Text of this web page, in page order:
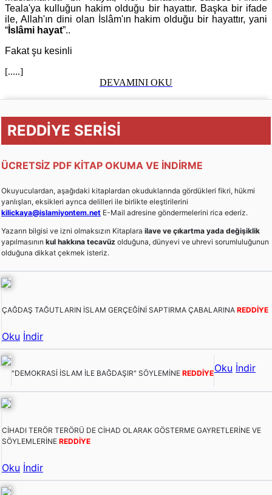
Teala'ya kulluğun hakim olduğu bir hayattır. Başka bir ifade
ile, Allah'ın dini olan İslâm'ın hakim olduğu bir hayattır, yani
“ İslâmi hayat”..
Fakat şu kesinli
[.....]
DEVAMINI OKU
REDDİYE SERİSİ
ÜCRETSİZ PDF KİTAP OKUMA VE İNDİRME
Okuyuculardan, aşağıdaki kitaplardan okuduklarında gördükleri fikri, hükmi
yanlışları, eksikleri ayrıca delilleri ile birlikte eleştirilerini
kilickaya@islamiyontem.net E-Mail adresine göndermelerini rica ederiz.
Yazarın bilgisi ve izni olmaksızın Kitaplara ilave ve çıkartma yada değişiklik
yapılmasının kul hakkına tecavüz olduğuna, dünyevi ve uhrevi sorumluluğunun
olduğuna dikkat çekmek isteriz.
ÇAĞDAŞ TAĞUTLARIN İSLAM GERÇEĞİNİ SAPTIRMA ÇABALARINA REDDİYE
Oku İndir
"DEMOKRASİ İSLAM İLE BAĞDAŞIR" SÖYLEMİNE REDDİYEOku İndir
CİHADI TERÖR TERÖRÜ DE CİHAD OLARAK GÖSTERME GAYRETLERİNE VE
SÖYLEMLERİNE REDDİYE
Oku İndir